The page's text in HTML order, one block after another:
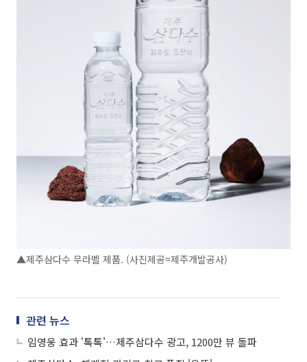
▲제주삼다수 무라벨 제품. (사진제공=제주개발공사)
관련 뉴스
임영웅 효과 '톡톡'…제주삼다수 광고, 1200만 뷰 돌파